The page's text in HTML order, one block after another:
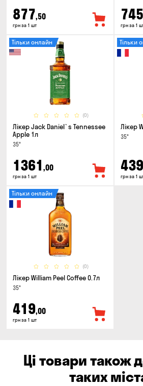
877,50
грн за 1 шт
745
грн за 1
(0)
Тільки онлайн
Лікер Jack Daniel`s Tennessee
Apple 1л
35°
1361 ,00
грн за 1 шт
Тільки
Лікер
35°
439
грн за 1
(0)
Тільки онлайн
Лікер William Peel Coffee 0.7л
35°
419,00
грн за 1 шт
Ці товари також
таких